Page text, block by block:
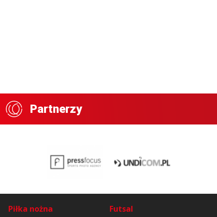
Partnerzy
Piłka nożna Futsal